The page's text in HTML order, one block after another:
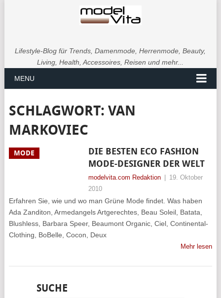
Lifestyle-Blog für Trends, Damenmode, Herrenmode, Beauty,
Living, Health, Accessoires, Reisen und mehr...
MENU
SCHLAGWORT: VAN
MARKOVIEC
MODE
DIE BESTEN ECO FASHION
MODE-DESIGNER DER WELT
modelvita.com Redaktion
19. Oktober
2010
Erfahren Sie, wie und wo man Grüne Mode findet. Was haben
Ada Zanditon, Armedangels Artgerechtes, Beau Soleil, Batata,
Blushless, Barbara Speer, Beaumont Organic, Ciel, Continental-
Clothing, BoBelle, Cocon, Deux
Mehr lesen
SUCHE